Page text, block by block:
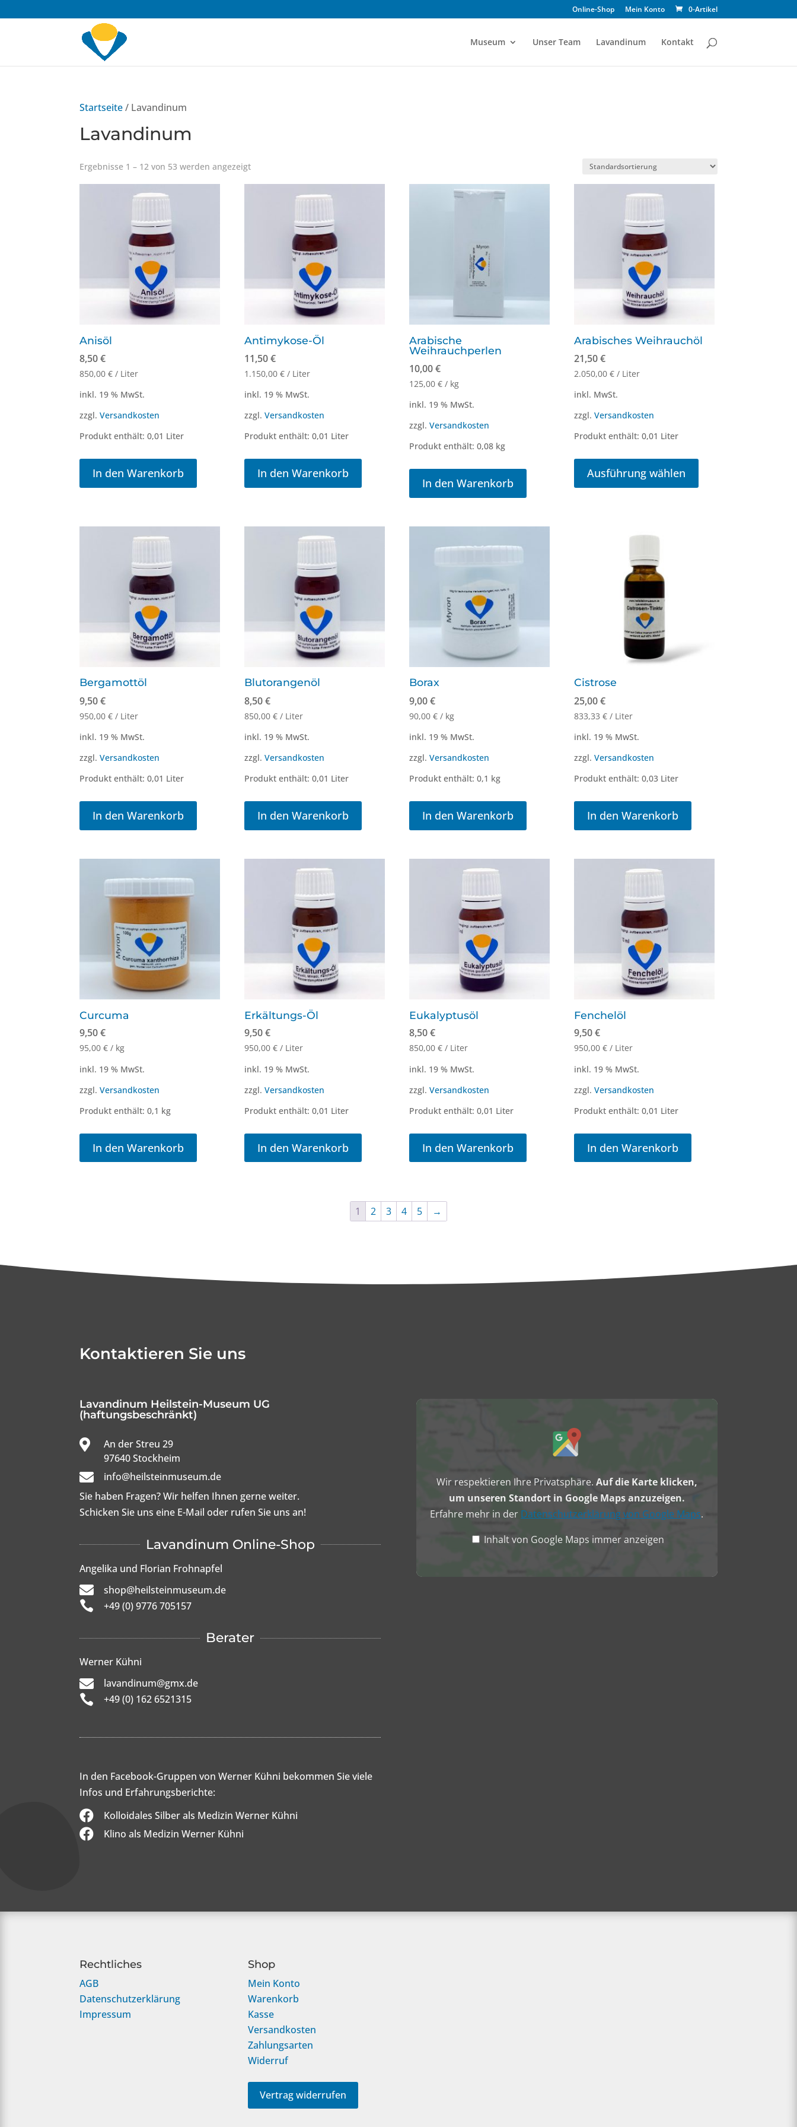
Online-Shop Mein Konto 0-Artikel
Museum Unser Team Lavandinum Kontakt
Startseite/ Lavandinum
Lavandinum
Ergebnisse 1 – 12 von 53 werden angezeigt
Anisöl
8,50€
850,00€ / Liter
inkl. 19 % MwSt.
zzgl.Versandkosten
Produkt enthält: 0,01 Liter
In den Warenkorb
Antimykose-Öl
11,50€
1.150,00€ / Liter
inkl. 19 % MwSt.
zzgl.Versandkosten
Produkt enthält: 0,01 Liter
In den Warenkorb
Arabische
Weihrauchperlen
10,00€
125,00€ / kg
inkl. 19 % MwSt.
zzgl.Versandkosten
Produkt enthält: 0,08 kg
In den Warenkorb
Arabisches Weihrauchöl
21,50€
2.050,00€ / Liter
inkl. MwSt.
zzgl.Versandkosten
Produkt enthält: 0,01 Liter
Ausführung wählen
weist
Bergamottöl
9,50€
950,00€ / Liter
inkl. 19 % MwSt.
zzgl.Versandkosten
Produkt enthält: 0,01 Liter
In den Warenkorb
Blutorangenöl
8,50€
850,00€ / Liter
inkl. 19 % MwSt.
zzgl.Versandkosten
Produkt enthält: 0,01 Liter
In den Warenkorb
Borax
9,00€
90,00€ / kg
inkl. 19 % MwSt.
zzgl.Versandkosten
Produkt enthält: 0,1 kg
In den Warenkorb
Cistrose
25,00€
833,33€ / Liter
inkl. 19 % MwSt.
zzgl.Versandkosten
Produkt enthält: 0,03 Liter
In den Warenkorb
Curcuma
9,50€
95,00€ / kg
inkl. 19 % MwSt.
zzgl.Versandkosten
Produkt enthält: 0,1 kg
In den Warenkorb
Erkältungs-Öl
9,50€
950,00€ / Liter
inkl. 19 % MwSt.
zzgl.Versandkosten
Produkt enthält: 0,01 Liter
In den Warenkorb
Eukalyptusöl
8,50€
850,00€ / Liter
inkl. 19 % MwSt.
zzgl.Versandkosten
Produkt enthält: 0,01 Liter
In den Warenkorb
Fenchelöl
9,50€
950,00€ / Liter
inkl. 19 % MwSt.
zzgl.Versandkosten
Produkt enthält: 0,01 Liter
In den Warenkorb
1 2 3 4 5 →
Kontaktieren Sie uns
Lavandinum Heilstein-Museum UG
(haftungsbeschränkt)
 An der Streu 29
97640 Stockheim

info@heilsteinmuseum.de
Sie haben Fragen? Wir helfen Ihnen gerne weiter.
Schicken Sie uns eine E-Mail oder rufen Sie uns an!
Lavandinum Online-Shop
Angelika und Florian Frohnapfel
 shop@heilsteinmuseum.de
 +49 (0) 9776 705157
Berater
Werner Kühni
 lavandinum@gmx.de
 +49 (0) 162 6521315
In den Facebook-Gruppen von Werner Kühni bekommen Sie viele
Infos und Erfahrungsberichte:
 Kolloidales Silber als Medizin Werner Kühni
 Klino als Medizin Werner Kühni
Inhalt
Wir respektieren Ihre Privatsphäre. Auf die Karte klicken,
um unseren Standort in Google Maps anzuzeigen.
Erfahre mehr in der Datenschutzerklärung von Google Maps.
Inhalt von Google Maps immer anzeigen
Rechtliches
AGB
Datenschutzerklärung
Impressum
Shop
Mein Konto
Warenkorb
Kasse
Versandkosten
Zahlungsarten
Widerruf
Vertrag widerrufen